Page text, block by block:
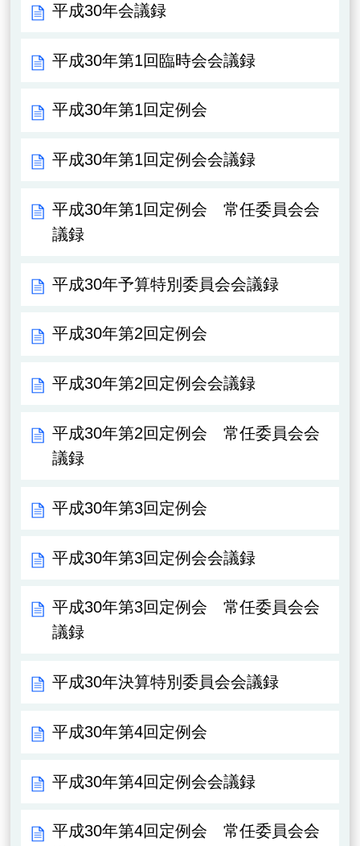
平成30年会議録
平成30年第1回臨時会会議録
平成30年第1回定例会
平成30年第1回定例会会議録
平成30年第1回定例会 常任委員会会
議録
平成30年予算特別委員会会議録
平成30年第2回定例会
平成30年第2回定例会会議録
平成30年第2回定例会 常任委員会会
議録
平成30年第3回定例会
平成30年第3回定例会会議録
平成30年第3回定例会 常任委員会会
議録
平成30年決算特別委員会会議録
平成30年第4回定例会
平成30年第4回定例会会議録
平成30年第4回定例会 常任委員会会